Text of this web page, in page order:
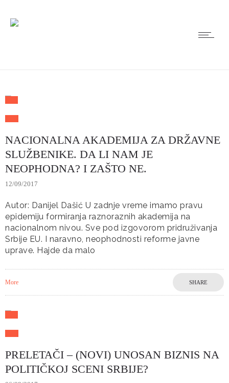
NACIONALNA AKADEMIJA ZA DRŽAVNE
SLUŽBENIKE. DA LI NAM JE
NEOPHODNA? I ZAŠTO NE.
12/09/2017
Autor: Danijel Dašić U zadnje vreme imamo pravu
epidemiju formiranja raznoraznih akademija na
nacionalnom nivou. Sve pod izgovorom pridruživanja
Srbije EU. I naravno, neophodnosti reforme javne
uprave. Hajde da malo
More SHARE
PRELETAČI – (NOVI) UNOSAN BIZNIS NA
POLITIČKOJ SCENI SRBIJE?